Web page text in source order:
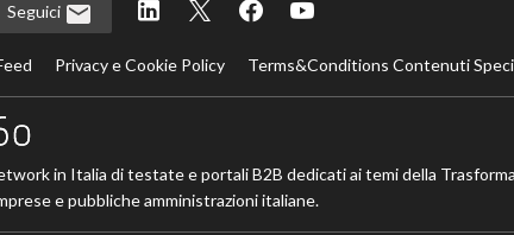
Seguici
Privacy e Cookie Policy Terms&Conditions Contenuti
in Italia di testate e portali B2B dedicati ai temi della
e pubbliche amministrazioni italiane.